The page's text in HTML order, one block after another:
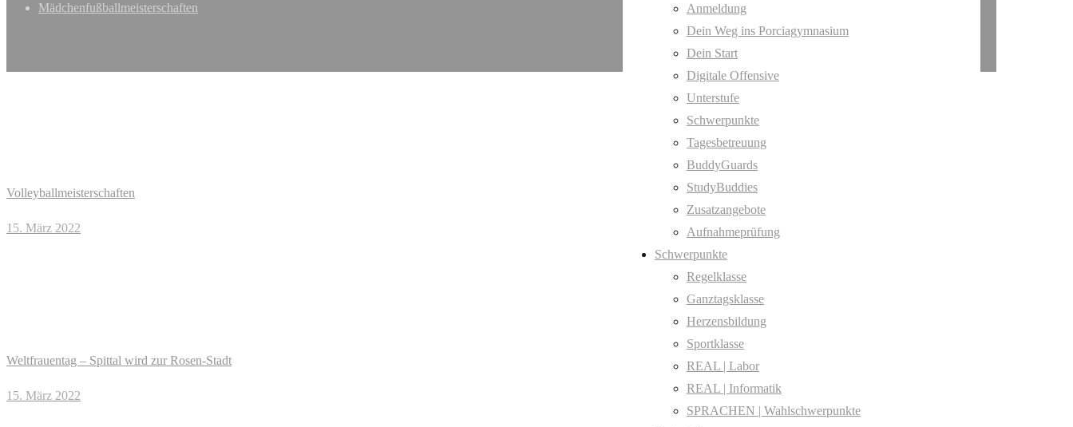
Anmeldung
Dein Weg ins Porciagymnasium
Dein Start
Digitale Offensive
Unterstufe
Schwerpunkte
Tagesbetreuung
BuddyGuards
StudyBuddies
Zusatzangebote
Aufnahmeprüfung
Schwerpunkte
Regelklasse
Ganztagsklasse
Herzensbildung
Sportklasse
REAL | Labor
REAL | Informatik
SPRACHEN | Wahlschwerpunkte
Mädchenfußballmeisterschaften
Volleyballmeisterschaften
15. März 2022
Weltfrauentag – Spittal wird zur Rosen-Stadt
15. März 2022